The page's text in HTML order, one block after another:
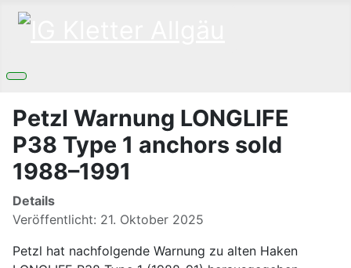
Petzl Warnung LONGLIFE
P38 Type 1 anchors sold
1988–1991
Details
Veröffentlicht: 21. Oktober 2025
Petzl hat nachfolgende Warnung zu alten Haken